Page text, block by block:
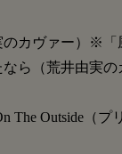
のカヴァー）※「
ら（荒井由実
The Outside（